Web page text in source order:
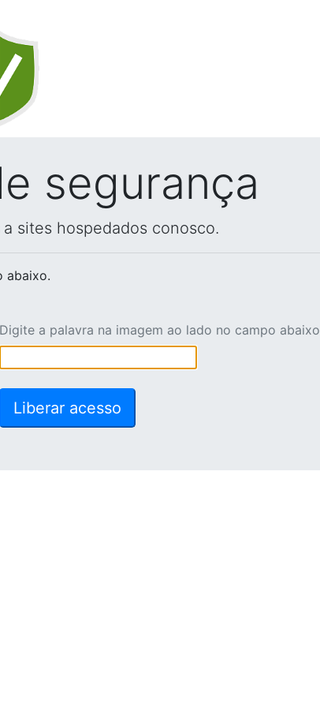
segurança
sites hospedados conosco.
abaixo.
Digite a palavra na imagem ao lado no campo abaixo